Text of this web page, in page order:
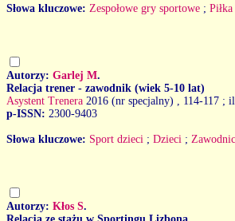
Słowa kluczowe: Zespołowe gry sportowe ;
Autorzy: Garlej M.
Relacja trener - zawodnik (wiek 5-10 lat)
Asystent Trenera 2016 (nr specjalny)
, 114-117 ; il.
p-ISSN: 2300-9403
Słowa kluczowe: Sport dzieci ; Dzieci ;
Autorzy: Kłos S.